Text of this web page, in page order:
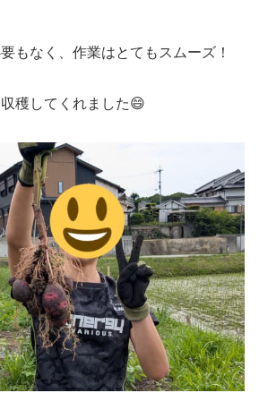
もなく、作業はとてもスムーズ！
穫してくれました😄